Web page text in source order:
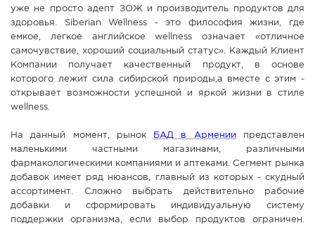
уже не просто адепт ЗОЖ и производитель продуктов для
здоровья. Siberian Wellness - это философия жизни, где
емкое, легкое английское wellness означает «отличное
самочувствие, хороший социальный статус». Каждый Клиент
Компании получает качественный продукт, в основе
которого лежит сила сибирской природы,а вместе с этим -
открывает возможности успешной и яркой жизни в стиле
wellness.
На данный момент, рынок БАД в Армении представлен
маленькими частными магазинами, различными
фармакологическими компаниями и аптеками. Сегмент рынка
добавок имеет ряд нюансов, главный из которых - скудный
ассортимент. Сложно выбрать действительно рабочие
добавки и сформировать индивидуальную систему
поддержки организма, если выбор продуктов ограничен.